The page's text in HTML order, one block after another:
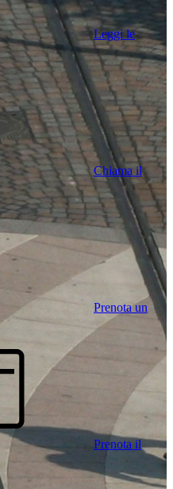
Leggi le
Chiama il
Prenota un
Prenota il